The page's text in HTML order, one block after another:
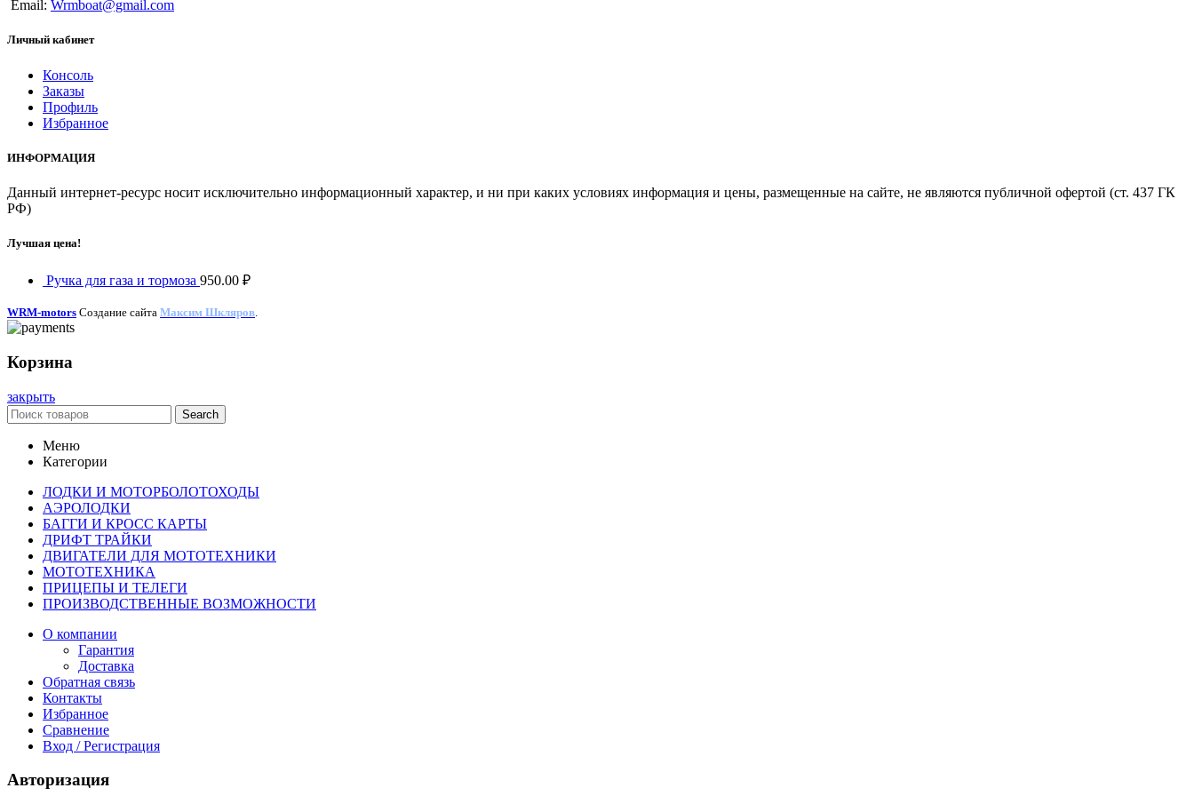
Email: Wrmboat@gmail.com
Личный кабинет
Консоль
Заказы
Профиль
Избранное
ИНФОРМАЦИЯ
Данный интернет-ресурс носит исключительно информационный характер, и ни при каких условиях информация и цены, размещенные на сайте, не являются публичной офертой (ст. 437 ГК
РФ)
Лучшая цена!
Ручка для газа и тормоза 950.00 ₽
WRM-motors Создание сайта Максим Шкляров.
Корзина
закрыть
Search
Меню
Категории
ЛОДКИ И МОТОРБОЛОТОХОДЫ
АЭРОЛОДКИ
БАГГИ И КРОСС КАРТЫ
ДРИФТ ТРАЙКИ
ДВИГАТЕЛИ ДЛЯ МОТОТЕХНИКИ
МОТОТЕХНИКА
ПРИЦЕПЫ И ТЕЛЕГИ
ПРОИЗВОДСТВЕННЫЕ ВОЗМОЖНОСТИ
О компании
Гарантия
Доставка
Обратная связь
Контакты
Избранное
Сравнение
Вход / Регистрация
Авторизация